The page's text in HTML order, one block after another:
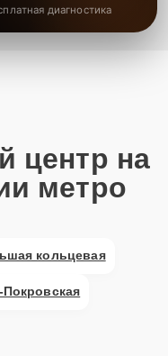
диагностика
центр на
метро
кольцевая